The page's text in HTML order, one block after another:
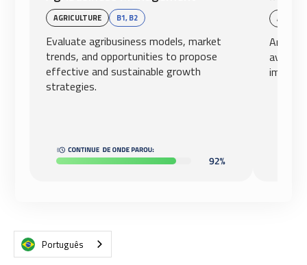
AGRICULTURE B1, B2
Evaluate agribusiness models, market
trends, and opportunities to propose
effective and sustainable growth
strategies.
impact
Português